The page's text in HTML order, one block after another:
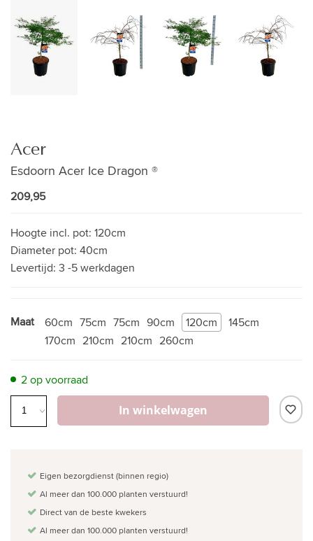
Acer
Esdoorn Acer Ice Dragon ®
209,95
Hoogte incl. pot: 120cm
Diameter pot: 40cm
Levertijd: 3 -5 werkdagen
Maat 75cm 145cm
60cm 120cm
75cm
210cm
90cm
210cm 260cm
170cm
2 op voorraad
In winkelwagen
Eigen bezorgdienst (binnen regio)
Al meer dan 100.000 planten verstuurd!
Direct van de beste kwekers
Al meer dan 100.000 planten verstuurd!